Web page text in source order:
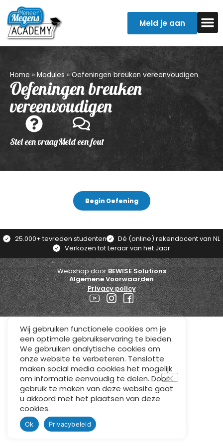
Meld je aan
Home » Modules »Oefeningen breuken vereenvoudigen
Oefeningen breuken
vereenvoudigen
Stel een vraagMeld een fout
25.000+ tevreden studenten
Dé (online) rekendocent van NL
Verkozen tot Leraar van het Jaar
Webshop doorBEWISE Solutions
Algemene Voorwaarden
Privacy policy
Wij gebruiken functionele cookies om je
een optimale gebruikservaring te bieden.
We gebruiken analytische cookies om
onze website te verbeteren. Tenslotte
maken social media cookies het mogelijk
om informatie eenvoudig te delen. Door
gebruik te maken van deze website gaat
u akkoord met het plaatsen van deze
cookies.
Ok Privacybeleid